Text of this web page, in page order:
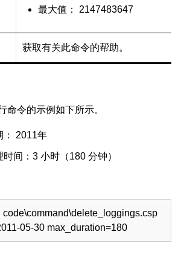
最大值： 2147483647
获取有关此命令的帮助。
命令的示例如下所示。
： 2011年
间：3 小时（180 分钟）
code\command\delete_loggings.csp
05-30 max_duration=180